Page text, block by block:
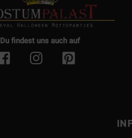
Du findest uns auch auf